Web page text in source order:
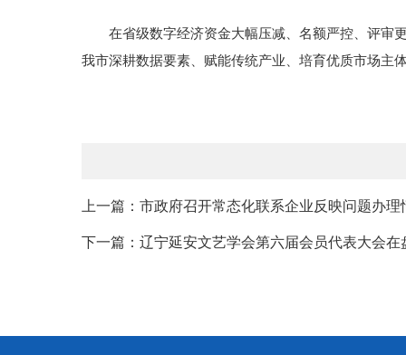
在省级数字经济资金大幅压减、名额严控、评审
我市深耕数据要素、赋能传统产业、培育优质市场主
上一篇：市政府召开常态化联系企业反映问题办
下一篇：辽宁延安文艺学会第六届会员代表大会在